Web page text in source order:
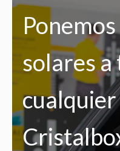
solares a